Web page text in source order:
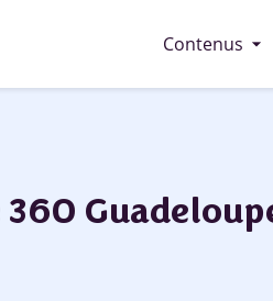
Contenus arrow_drop_down